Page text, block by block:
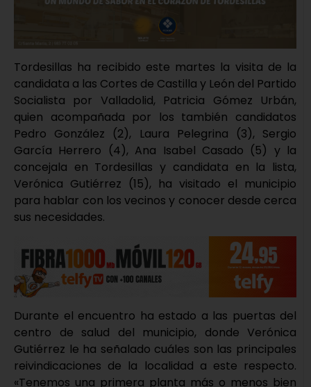
Tordesillas ha recibido este martes la visita de la
candidata a las Cortes de Castilla y León del Partido
Socialista por Valladolid, Patricia Gómez Urbán,
quien acompañada por los también candidatos
Pedro González (2), Laura Pelegrina (3), Sergio
García Herrero (4), Ana Isabel Casado (5) y la
concejala en Tordesillas y candidata en la lista,
Verónica Gutiérrez (15), ha visitado el municipio
para hablar con los vecinos y conocer desde cerca
sus necesidades.
Durante el encuentro ha estado a las puertas del
centro de salud del municipio, donde Verónica
Gutiérrez le ha señalado cuáles son las principales
reivindicaciones de la localidad a este respecto.
«Tenemos una primera planta más o menos bien